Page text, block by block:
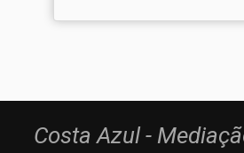
Costa Azul -